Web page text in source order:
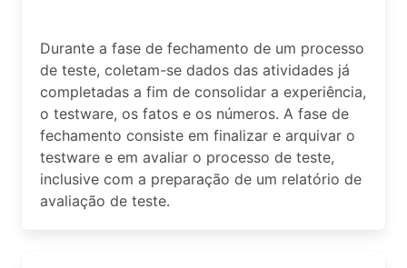
Durante a fase de fechamento de um processo
de teste, coletam-se dados das atividades já
completadas a fim de consolidar a experiência,
o testware, os fatos e os números. A fase de
fechamento consiste em finalizar e arquivar o
testware e em avaliar o processo de teste,
inclusive com a preparação de um relatório de
avaliação de teste.